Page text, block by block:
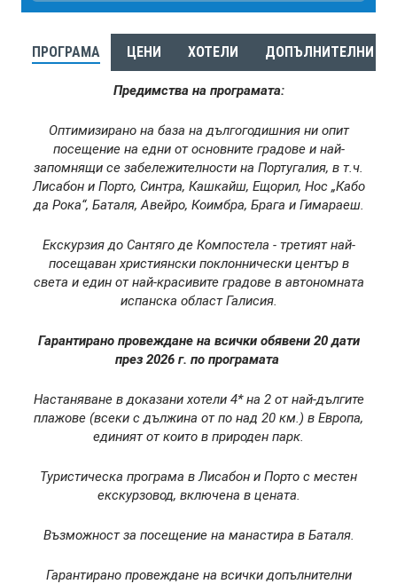
ПРОГРАМА ЦЕНИ ХОТЕЛИ ДОПЪЛНИТЕЛНИ
Предимства на програмата:
Оптимизирано на база на дългогодишния ни опит
посещение на едни от основните градове и най-
запомнящи се забележителности на Португалия, в т.ч.
Лисабон и Порто, Синтра, Кашкайш, Ещорил, Нос „Кабо
да Рока“, Баталя, Авейро, Коимбра, Брага и Гимараеш.
Екскурзия до Сантяго де Компостела - третият най-
посещаван християнски поклоннически център в
света и един от най-красивите градове в автономната
испанска област Галисия.
Гарантирано провеждане на всички обявени 20 дати
през 2026 г. по програмата
Настаняване в доказани хотели 4* на 2 от най-дългите
плажове (всеки с дължина от по над 20 км.) в Европа,
единият от които в природен парк.
Туристическа програма в Лисабон и Порто с местен
екскурзовод, включена в цената.
Възможност за посещение на манастира в Баталя.
Гарантирано провеждане на всички допълнителни